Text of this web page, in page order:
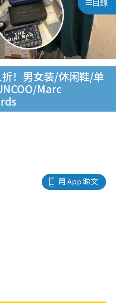
目錄
！男女装/休闲鞋/单
Marc
用 App 睇文